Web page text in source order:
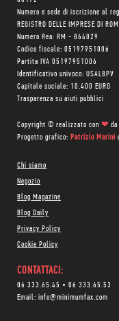
Numero e sede di iscrizione al
REGISTRO DELLE IMPRESE DI
Numero Rea: RM - 864029
Codice fiscale: 05197951006
Partita IVA 05197951006
Identificativo univoco: USAL8PV
Capitale sociale: 10.400 EURO
Trasparenza su aiuti pubblici
Copyright © realizzato con ❤ da
Progetto grafico: Patrizio Marini
Chi siamo
Negozio
Blog Magazine
Blog Daily
Privacy Policy
Cookie Policy
CONTATTACI:
06 333.65.45 • 06 333.65.53
Email: info@minimumfax.com